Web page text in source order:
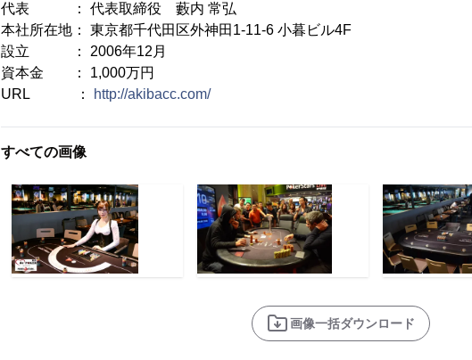
代表 ： 代表取締役 藪内 常弘
本社所在地： 東京都千代田区外神田1-11-6 小暮ビル4F
設立 ： 2006年12月
資本金 ： 1,000万円
URL ：
http://akibacc.com/
すべての画像
画像一括ダウンロード